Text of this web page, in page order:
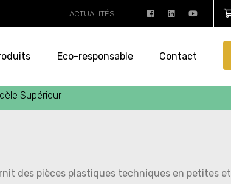
ACTUALITÉS
Eco-responsable Contact
Supérieur
des pièces plastiques techniques en petites et